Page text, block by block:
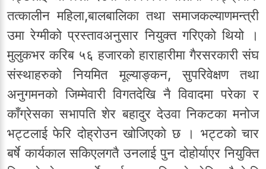
तत्कालीन महिला,बालबालिका तथा समाजकल्याणमन्त्री
उमा रेग्मीको प्रस्तावअनुसार नियुक्त गरिएको थियो ।
मुलुकभर करिब ५६ हजारको हाराहारीमा गैरसरकारी संघ
संस्थाहरुको नियमित मूल्याङ्कन, सुपरिवेक्षण तथा
अनुगमनको जिम्मेवारी विगतदेखि नै विवादमा परेका र
काँग्रेसका सभापति शेर बहादुर देउवा निकटका मनोज
भट्टलाई फेरि दोह्रोउन खोजिएको छ । भट्टको चार
बर्षे कार्यकाल सकिएलगतै उनलाई पुन दोहोर्याएर नियुक्ति